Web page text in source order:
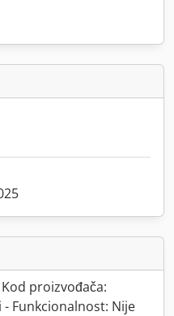
proizvođača:
- Funkcionalnost: Nije